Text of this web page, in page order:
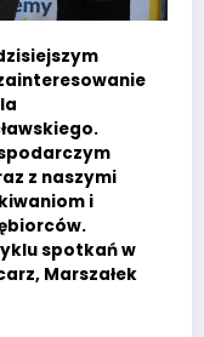
z naszymi
i
spotkań w
Marszałek